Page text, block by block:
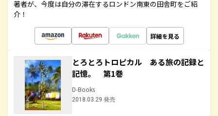
著者が、今度は自分の滞在するロンドン南東の田舎町をご紹
介！
詳細を見る
とろとろトロピカル ある旅の記録と
記憶。 第1巻
D-Books
2018.03.29 発売